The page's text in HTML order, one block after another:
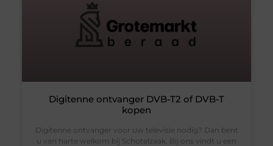
Digitenne ontvanger DVB-T2 of DVB-T
kopen
Digitenne ontvanger voor uw televisie nodig? Dan bent
u van harte welkom bij Schotelzaak. Bij ons vindt u een